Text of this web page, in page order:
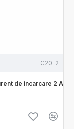
C20-2
de incarcare 2 A